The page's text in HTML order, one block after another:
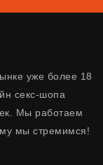
уже более 18
секс-шопа
Мы работаем
мы стремимся!